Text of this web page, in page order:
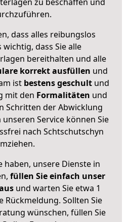
dass alles reibungslos
dass Sie alle
bereithalten und alle
korrekt ausfüllen und
ist bestens geschult und
mit den Formalitäten und
Schritten der Abwicklung
Service können Sie
nach Schtschutschyn
haben, unsere Dienste in
füllen Sie einfach unser
und warten Sie etwa 1
Rückmeldung. Sollten Sie
wünschen, füllen Sie